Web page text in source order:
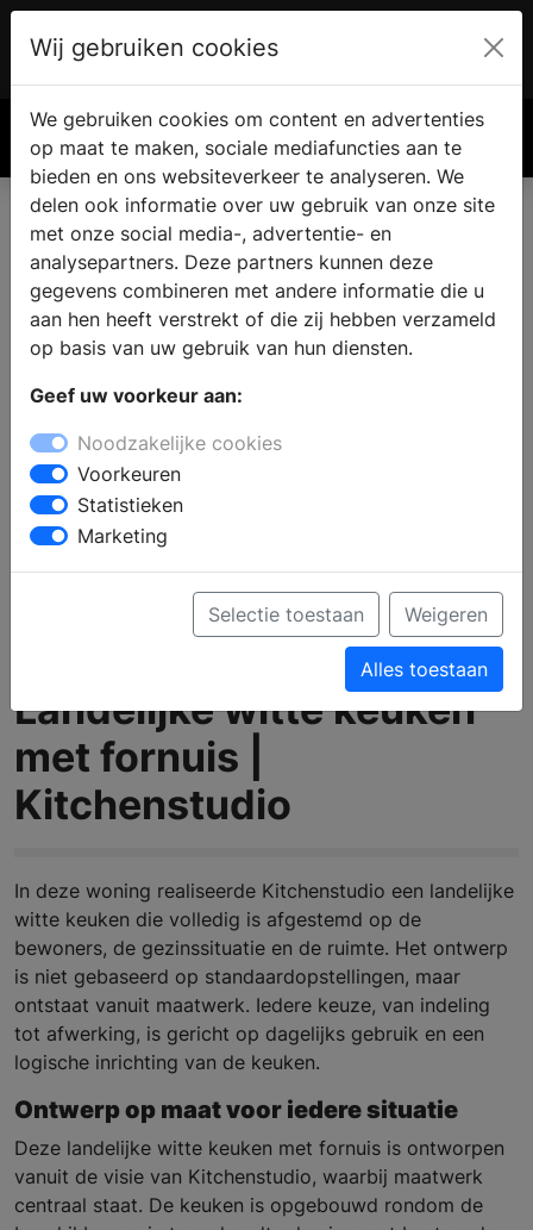
€ 0.00
Landelijke witte keuken
met fornuis |
Kitchenstudio
In deze woning realiseerde Kitchenstudio een landelijke
witte keuken die volledig is afgestemd op de
bewoners, de gezinssituatie en de ruimte. Het ontwerp
is niet gebaseerd op standaardopstellingen, maar
ontstaat vanuit maatwerk. Iedere keuze, van indeling
tot afwerking, is gericht op dagelijks gebruik en een
logische inrichting van de keuken.
Ontwerp op maat voor iedere situatie
Deze landelijke witte keuken met fornuis is ontworpen
vanuit de visie van Kitchenstudio, waarbij maatwerk
centraal staat. De keuken is opgebouwd rondom de
Wij gebruiken cookies
We gebruiken cookies om content en advertenties
op maat te maken, sociale mediafuncties aan te
bieden en ons websiteverkeer te analyseren. We
delen ook informatie over uw gebruik van onze site
met onze social media-, advertentie- en
analysepartners. Deze partners kunnen deze
gegevens combineren met andere informatie die u
aan hen heeft verstrekt of die zij hebben verzameld
op basis van uw gebruik van hun diensten.
Geef uw voorkeur aan:
Noodzakelijke cookies
Voorkeuren
Statistieken
Marketing
Selectie toestaan Weigeren
Alles toestaan